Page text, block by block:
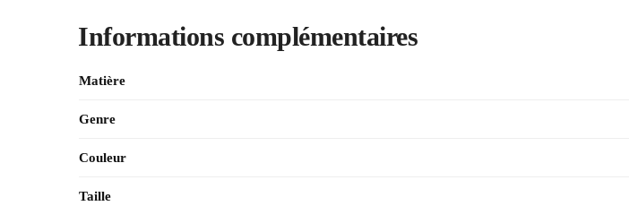
Informations complémentaires
Matière
Genre
Couleur
Taille